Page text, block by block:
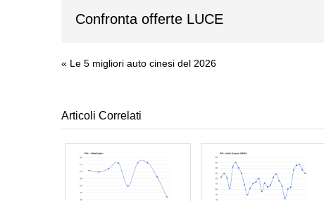
Confronta offerte LUCE
« Le 5 migliori auto cinesi del 2026
Articoli Correlati